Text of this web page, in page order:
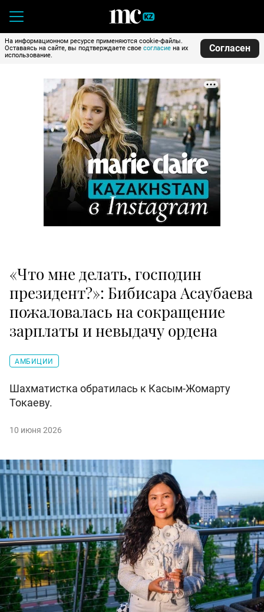
На информационном ресурсе применяются cookie-файлы.
Оставаясь на сайте, вы подтверждаете свое согласие на их
использование.
Согласен
«Что мне делать, господин
президент?»: Бибисара Асаубаева
пожаловалась на сокращение
зарплаты и невыдачу ордена
АМБИЦИИ
Шахматистка обратилась к Касым-Жомарту
Токаеву.
10 июня 2026